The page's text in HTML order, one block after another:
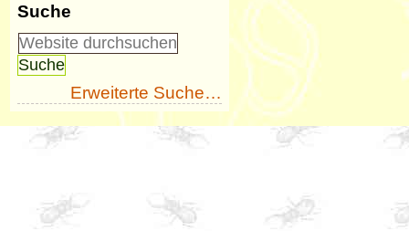
Suche
Erweiterte Suche…